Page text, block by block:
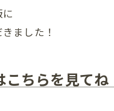
ました！
こちらを見てね